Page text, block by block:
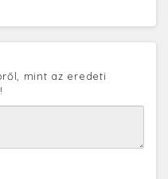
mint az eredeti